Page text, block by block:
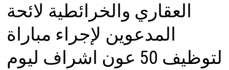
العقاري والخرائطية لائحة
المدعوين لإجراء مباراة
لتوظيف 50 عون اشراف ليوم